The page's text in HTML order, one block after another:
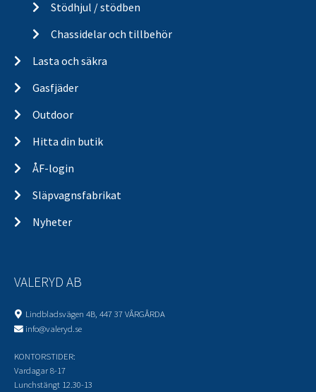
Stödhjul / stödben
Chassidelar och tillbehör
Lasta och säkra
Gasfjäder
Outdoor
Hitta din butik
ÅF-login
Släpvagnsfabrikat
Nyheter
VALERYD AB
Lindbladsvägen 4B, 447 37 VÅRGÅRDA
info@valeryd.se
KONTORSTIDER:
Vardagar 8-17
Lunchstängt 12.30-13